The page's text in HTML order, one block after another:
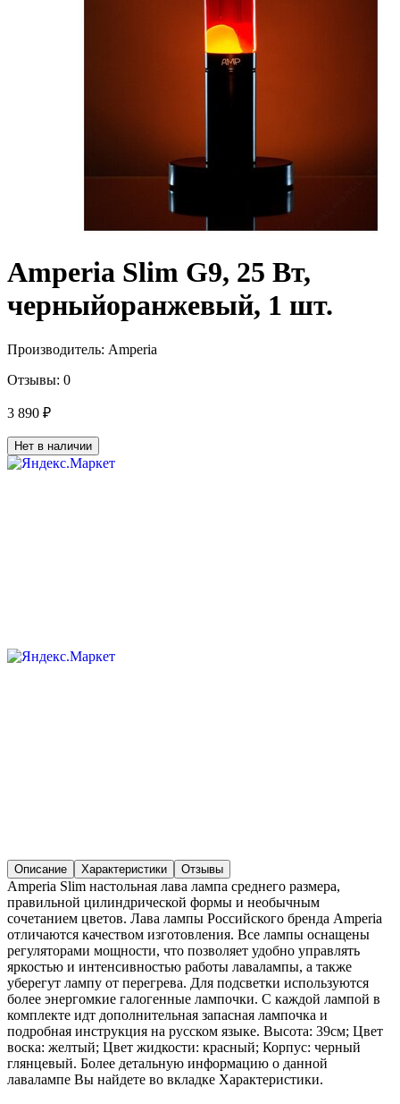
Amperia Slim G9, 25 Вт,
черныйоранжевый, 1 шт.
Производитель: Amperia
Отзывы: 0
3 890 ₽
Нет в наличии
Описание Характеристики Отзывы
Amperia Slim настольная лава лампа среднего размера,
правильной цилиндрической формы и необычным
сочетанием цветов. Лава лампы Российского бренда Amperia
отличаются качеством изготовления. Все лампы оснащены
регуляторами мощности, что позволяет удобно управлять
яркостью и интенсивностью работы лавалампы, а также
уберегут лампу от перегрева. Для подсветки используются
более энергомкие галогенные лампочки. С каждой лампой в
комплекте идт дополнительная запасная лампочка и
подробная инструкция на русском языке. Высота: 39см; Цвет
воска: желтый; Цвет жидкости: красный; Корпус: черный
глянцевый. Более детальную информацию о данной
лавалампе Вы найдете во вкладке Характеристики.